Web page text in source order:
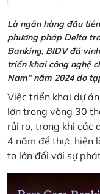
Là ngân hàng đầu
phương pháp Delta
Banking, BIDV đã
triển khai công nghệ
Nam” năm 2024 do
Việc triển khai dự
lớn trong vòng 30
rủi ro, trong khi các
4 năm để thực hiện
to lớn đối với sự